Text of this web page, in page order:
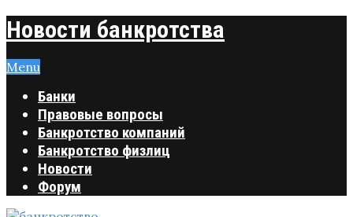
Новости банкротства
Menu
Банки
Правовые вопросы
Банкротство компаний
Банкротство физлиц
Новости
Форум